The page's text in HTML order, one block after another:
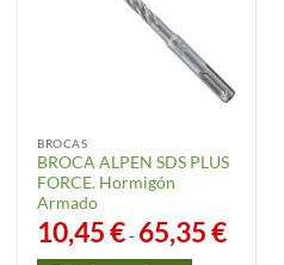
BROCAS
BROCA ALPEN SDS PLUS
FORCE. Hormigón
Armado
10,45€- 65,35€Rango
de